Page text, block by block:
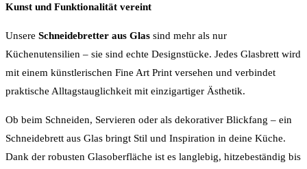
Kunst und Funktionalität vereint
Unsere Schneidebretter aus Glas sind mehr als nur
Küchenutensilien – sie sind echte Designstücke. Jedes Glasbrett wird
mit einem künstlerischen Fine Art Print versehen und verbindet
praktische Alltagstauglichkeit mit einzigartiger Ästhetik.
Ob beim Schneiden, Servieren oder als dekorativer Blickfang – ein
Schneidebrett aus Glas bringt Stil und Inspiration in deine Küche.
Dank der robusten Glasoberfläche ist es langlebig, hitzebeständig bis